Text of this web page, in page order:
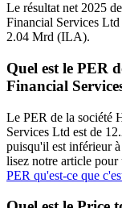
Le résultat net 2025
Financial Services
2.04 Mrd (ILA).
Quel est le PER
Financial
Le PER de la société
Services Ltd est de
puisqu'il est inférieur
lisez notre article
PER qu'est-ce que